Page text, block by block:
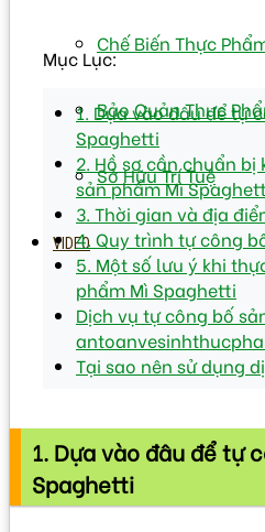
Chế Biến Thực
Bảo Quản Thực
Sở Hữu Trí Tuệ
VIDEO
Mục Lục:
1. Dựa vào đâu để tự
Spaghetti
2. Hồ sơ cần chuẩn
sản phẩm Mì
3. Thời gian và địa
4. Quy trình tự công
5. Một số lưu ý khi
phẩm Mì Spaghetti
Dịch vụ tự công bố
Tại sao nên sử dụng
1. Dựa vào đâu để tự
Spaghetti